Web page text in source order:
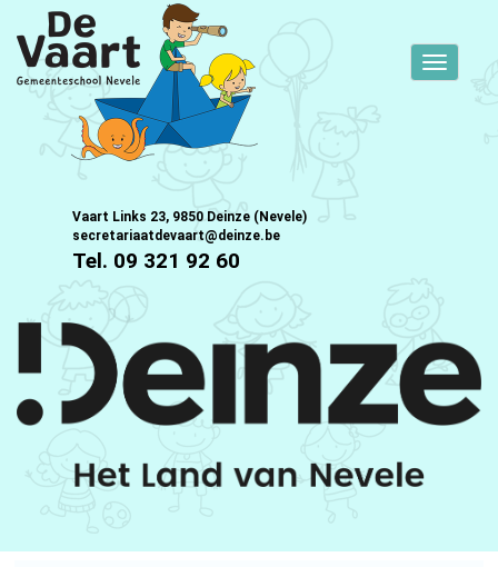
Vaart Links 23, 9850 Deinze (Nevele)
secretariaatdevaart@deinze.be
Tel. 09 321 92 60
Toggle